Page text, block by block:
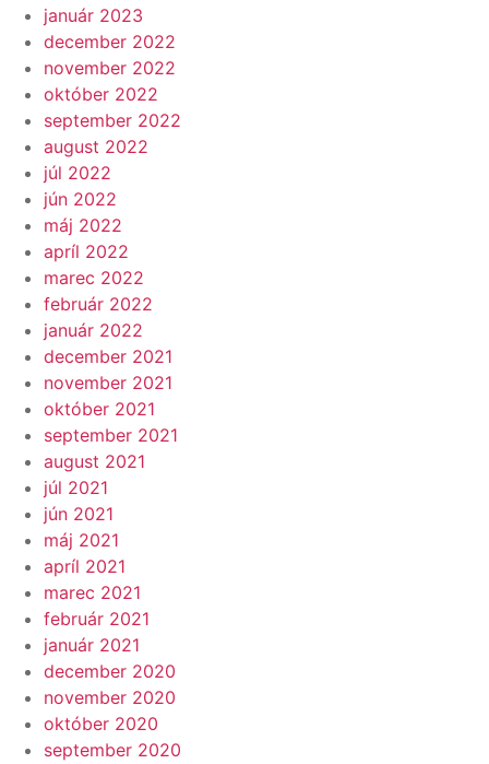
január 2023
december 2022
november 2022
október 2022
september 2022
august 2022
júl 2022
jún 2022
máj 2022
apríl 2022
marec 2022
február 2022
január 2022
december 2021
november 2021
október 2021
september 2021
august 2021
júl 2021
jún 2021
máj 2021
apríl 2021
marec 2021
február 2021
január 2021
december 2020
november 2020
október 2020
september 2020